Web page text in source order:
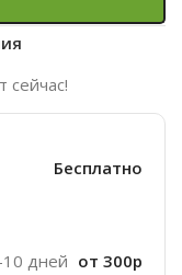
сейчас!
Бесплатно
дней от 300р